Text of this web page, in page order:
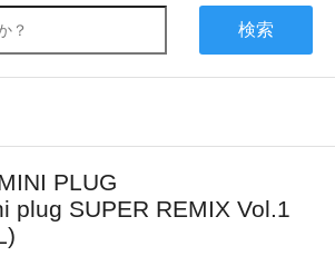
検索
PLUG
plug SUPER REMIX Vol.1